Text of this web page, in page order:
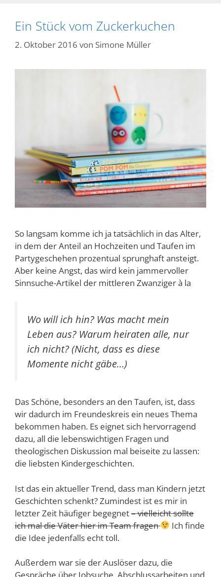
Ein Stück vom Zuckerkuchen
2. Oktober 2016 von Simone Müller
So langsam komme ich ja tatsächlich in das Alter,
in dem der Anteil an Hochzeiten und Taufen im
Partygeschehen prozentual sprunghaft ansteigt.
Aber keine Angst, das wird kein jammervoller
Sinnsuche-Artikel der mittleren Zwanziger à la
Wo will ich hin? Was macht mein
Leben aus? Warum heiraten alle, nur
ich nicht? (Nicht, dass es diese
Momente nicht gäbe…)
Das Schöne, besonders an den Taufen, ist, dass
wir dadurch im Freundeskreis ein neues Thema
bekommen haben. Es eignet sich hervorragend
dazu, all die lebenswichtigen Fragen und
theologischen Diskussion mal beiseite zu lassen:
die liebsten Kindergeschichten.
Ist das ein aktueller Trend, dass man Kindern jetzt
Geschichten schenkt? Zumindest ist es mir in
letzter Zeit häufiger begegnet– vielleicht sollte
ich mal die Väter hier im Team fragen
Ich finde
die Idee jedenfalls echt toll.
Außerdem war sie der Auslöser dazu, die